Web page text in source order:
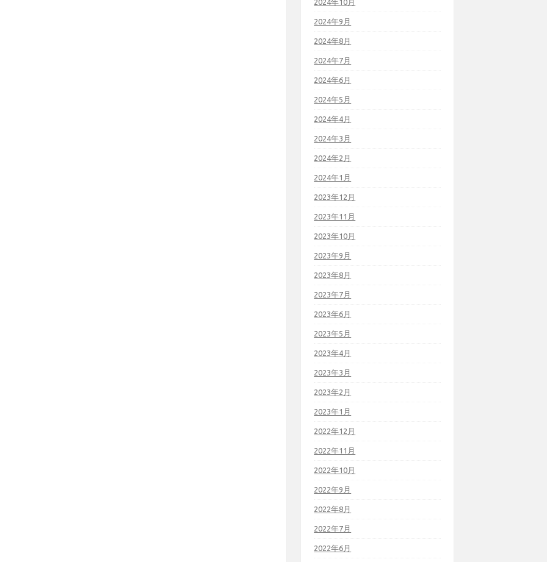
2024年9月
2024年8月
2024年7月
2024年6月
2024年5月
2024年4月
2024年3月
2024年2月
2024年1月
2023年12月
2023年11月
2023年10月
2023年9月
2023年8月
2023年7月
2023年6月
2023年5月
2023年4月
2023年3月
2023年2月
2023年1月
2022年12月
2022年11月
2022年10月
2022年9月
2022年8月
2022年7月
2022年6月